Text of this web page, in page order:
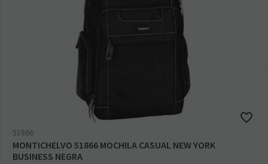
51866
MONTICHELVO 51866 MOCHILA CASUAL NEW YORK
BUSINESS NEGRA